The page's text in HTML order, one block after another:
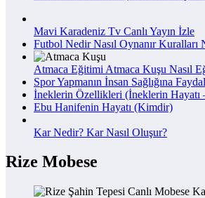
Mavi Karadeniz Tv Canlı Yayın İzle
Futbol Nedir Nasıl Oynanır Kuralları
Atmaca Eğitimi Atmaca Kuşu Nasıl
Spor Yapmanın İnsan Sağlığına
İneklerin Özellikleri (İneklerin Hayatı
Ebu Hanifenin Hayatı (Kimdir)
Kar Nedir? Kar Nasıl Oluşur?
Rize Mobese